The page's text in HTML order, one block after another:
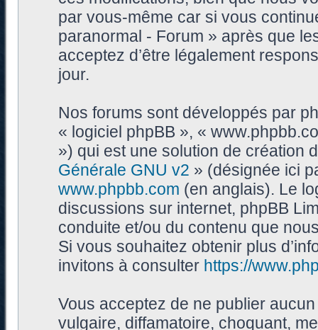
par vous-même car si vous
paranormal - Forum » après que
acceptez d’être légalement
jour.
Nos forums sont développés par
« logiciel phpBB », «
») qui est une solution de création
Générale GNU v2 » (désignée ici
www.phpbb.com (en anglais). Le
discussions sur internet, phpBB
conduite et/ou du contenu que
Si vous souhaitez obtenir plus
invitons à consulter https://
Vous acceptez de ne publier
vulgaire, diffamatoire, choquant,